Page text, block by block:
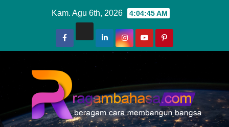
Kam. Agu 6th, 2026 4:04:47 AM